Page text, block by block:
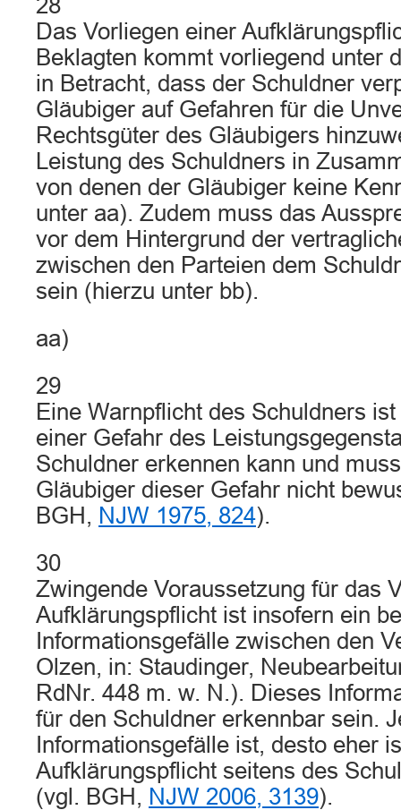
28
Das Vorliegen einer
Beklagten kommt vorliegend unter
in Betracht, dass der Schuldner
Gläubiger auf Gefahren für die
Rechtsgüter des Gläubigers
Leistung des Schuldners in
von denen der Gläubiger keine
unter aa). Zudem muss das
vor dem Hintergrund der
zwischen den Parteien dem
sein (hierzu unter bb).
aa)
29
Eine Warnpflicht des Schuldners
einer Gefahr des
Schuldner erkennen kann und
Gläubiger dieser Gefahr nicht
BGH, NJW 1975, 824).
30
Zwingende Voraussetzung für das
Aufklärungspflicht ist insofern ein
Informationsgefälle zwischen den
Olzen, in: Staudinger,
RdNr. 448 m. w. N.). Dieses
für den Schuldner erkennbar sein.
Informationsgefälle ist, desto eher
Aufklärungspflicht seitens des
(vgl. BGH, NJW 2006, 3139).